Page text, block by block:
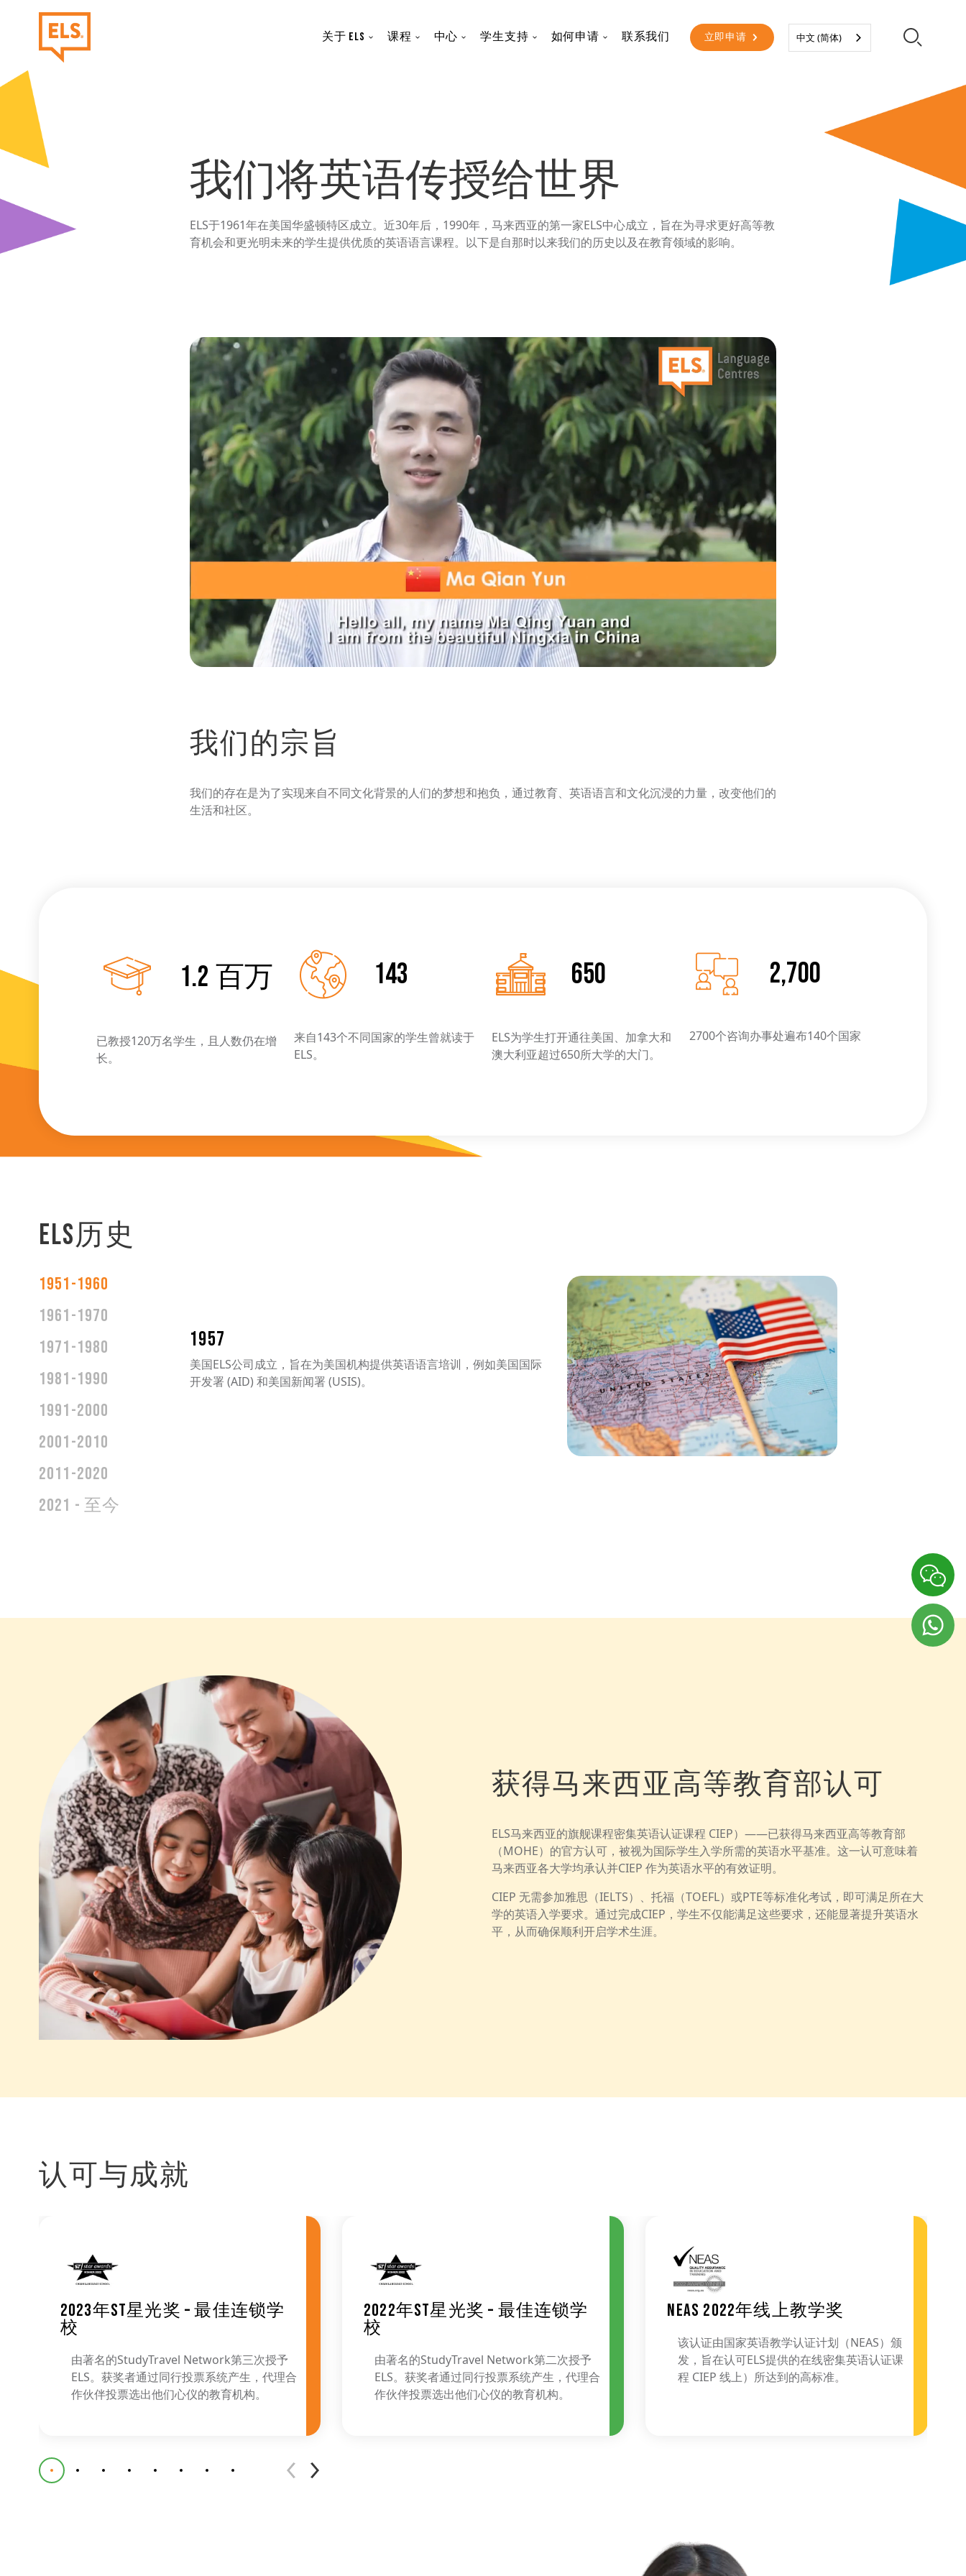
关于 ELS 课程 中心 学生支持 如何申请 联系我们 二级菜单
立即申请 中文 (简体)
我们将英语传授给世界
ELS于1961年在美国华盛顿特区成立。近30年后，1990年，马来西亚的第一家ELS中心成立，旨在为寻求更好高等教
育机会和更光明未来的学生提供优质的英语语言课程。以下是自那时以来我们的历史以及在教育领域的影响。
我们的宗旨
我们的存在是为了实现来自不同文化背景的人们的梦想和抱负，通过教育、英语语言和文化沉浸的力量，改变他们的
生活和社区。
1.2 百万
已教授120万名学生，且人数仍在增
长。
143
来自143个不同国家的学生曾就读于
ELS。
650
ELS为学生打开通往美国、加拿大和
澳大利亚超过650所大学的大门。
2,700
2700个咨询办事处遍布140个国家
ELS历史
1951-1960
1961-1970
1971-1980
1981-1990
1991-2000
2001-2010
2011-2020
2021 - 至今
1957
美国ELS公司成立，旨在为美国机构提供英语语言培训，例如美国国际
开发署 (AID) 和美国新闻署 (USIS)。
获得马来西亚高等教育部认可
ELS马来西亚的旗舰课程密集英语认证课程 CIEP）——已获得马来西亚高等教育部
（MOHE）的官方认可，被视为国际学生入学所需的英语水平基准。这一认可意味着
马来西亚各大学均承认并CIEP 作为英语水平的有效证明。
CIEP 无需参加雅思（IELTS）、托福（TOEFL）或PTE等标准化考试，即可满足所在大
学的英语入学要求。通过完成CIEP，学生不仅能满足这些要求，还能显著提升英语水
平，从而确保顺利开启学术生涯。
认可与成就
2023年ST星光奖 – 最佳连锁学
校
由著名的StudyTravel Network第三次授予
ELS。获奖者通过同行投票系统产生，代理合
作伙伴投票选出他们心仪的教育机构。
2022年ST星光奖 – 最佳连锁学
校
由著名的StudyTravel Network第二次授予
ELS。获奖者通过同行投票系统产生，代理合
作伙伴投票选出他们心仪的教育机构。
NEAS 2022年线上教学奖
该认证由国家英语教学认证计划（NEAS）颁
发，旨在认可ELS提供的在线密集英语认证课
程 CIEP 线上）所达到的高标准。